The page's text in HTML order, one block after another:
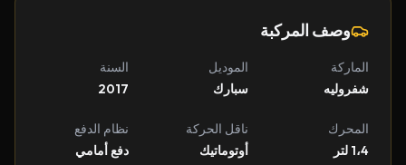
وصف المركبة
الماركة
شفروليه
الموديل
سبارك
السنة
2017
المحرك
1،4 لتر
ناقل الحركة
أوتوماتيك
نظام الدفع
دفع أمامي